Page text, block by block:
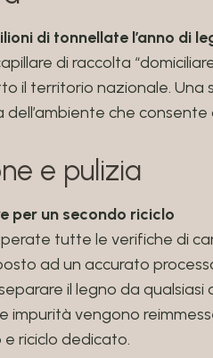
di tonnellate l’anno di
di raccolta
il territorio nazionale.
dell’ambiente che
e pulizia
per un secondo riciclo
tutte le verifiche di
ad un accurato
il legno da
impurità vengono
riciclo dedicato.